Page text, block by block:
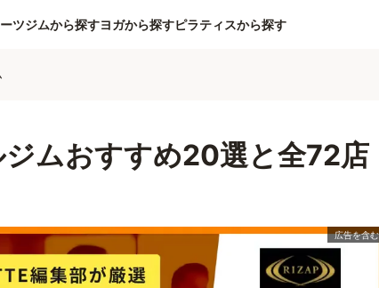
ツジムから探すヨガから探すピラティスから探す
ムおすすめ20選と全72店